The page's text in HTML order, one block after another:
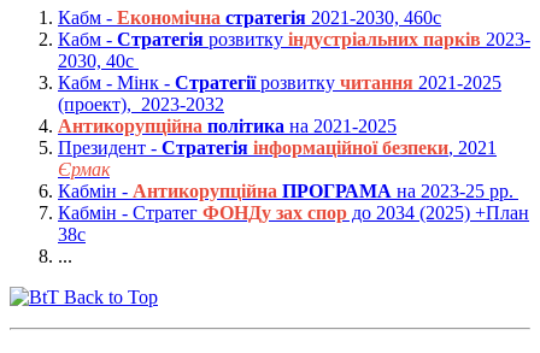
Кабм - Економічна стратегія 2021-2030, 460с
Кабм - Стратегія розвитку індустріальних парків 2023-
2030, 40с
Кабм - Мінк - Cтратегіїрозвитку читання 2021-2025
(проект), 2023-2032
Антикорупційна політика на 2021-2025
Президент - Стратегія інформаційної безпеки, 2021
Єрмак
Кабмін - Антикорупційна ПРОГРАМА на 2023-25 рр.
Кабмін - Стратег ФОНДу зах спор до 2034 (2025) +План
38c
...
Back to Top